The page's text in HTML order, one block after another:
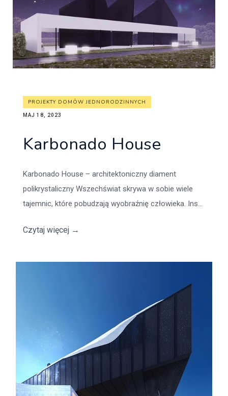
PROJEKTY DOMÓW JEDNORODZINNYCH
MAJ 18, 2023
Karbonado House
Karbonado House – architektoniczny diament
polikrystaliczny Wszechświat skrywa w sobie wiele
tajemnic, które pobudzają wyobraźnię człowieka. Ins...
Czytaj więcej →